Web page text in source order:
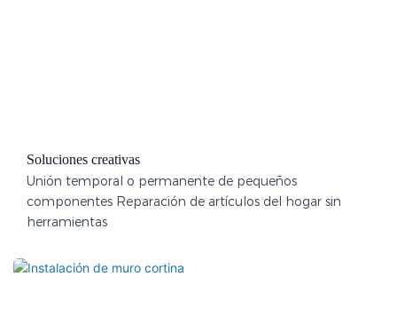
Soluciones creativas
Unión temporal o permanente de pequeños
componentes Reparación de artículos del hogar sin
herramientas